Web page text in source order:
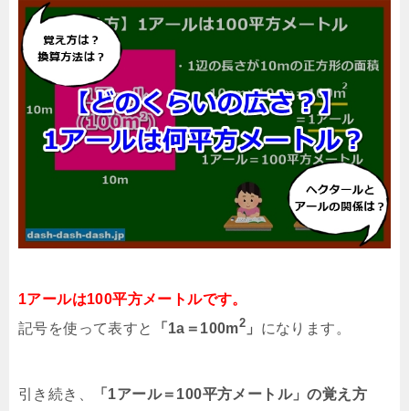
1アールは100平方メートルです。
記号を使って表すと
「1a＝100m2 」 になります。
引き続き、
「1アール＝100平方メートル」の覚え方